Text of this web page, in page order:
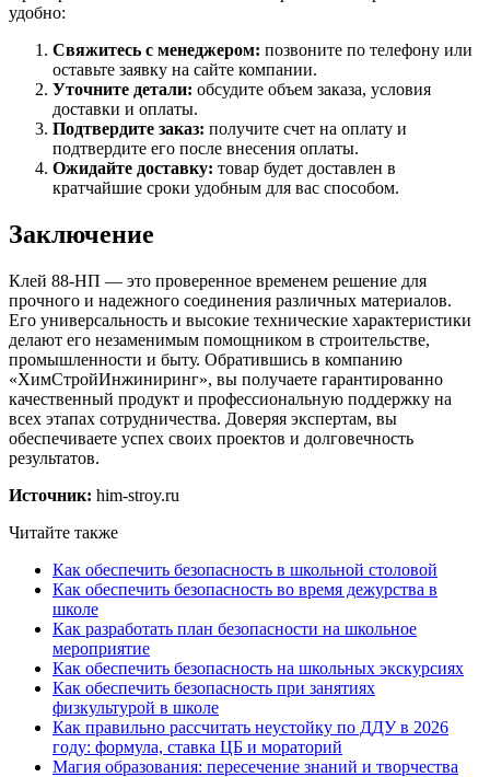
удобно:
Свяжитесь с менеджером: позвоните по телефону или
оставьте заявку на сайте компании.
Уточните детали: обсудите объем заказа, условия
доставки и оплаты.
Подтвердите заказ: получите счет на оплату и
подтвердите его после внесения оплаты.
Ожидайте доставку: товар будет доставлен в
кратчайшие сроки удобным для вас способом.
Заключение
Клей 88-НП — это проверенное временем решение для
прочного и надежного соединения различных материалов.
Его универсальность и высокие технические характеристики
делают его незаменимым помощником в строительстве,
промышленности и быту. Обратившись в компанию
«ХимСтройИнжиниринг», вы получаете гарантированно
качественный продукт и профессиональную поддержку на
всех этапах сотрудничества. Доверяя экспертам, вы
обеспечиваете успех своих проектов и долговечность
результатов.
Источник: him-stroy.ru
Читайте также
Как обеспечить безопасность в школьной столовой
Как обеспечить безопасность во время дежурства в
школе
Как разработать план безопасности на школьное
мероприятие
Как обеспечить безопасность на школьных экскурсиях
Как обеспечить безопасность при занятиях
физкультурой в школе
Как правильно рассчитать неустойку по ДДУ в 2026
году: формула, ставка ЦБ и мораторий
Магия образования: пересечение знаний и творчества